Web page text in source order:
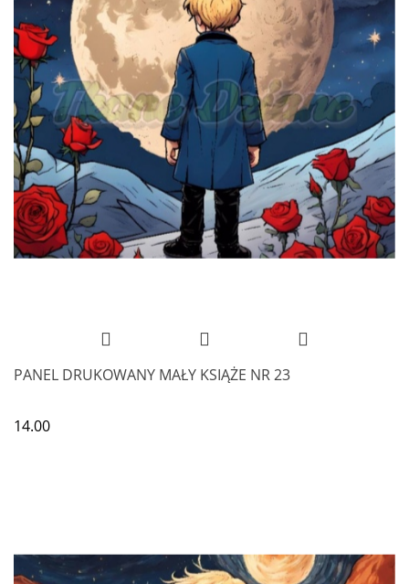
PANEL DRUKOWANY MAŁY KSIĄŻE NR 23
14.00